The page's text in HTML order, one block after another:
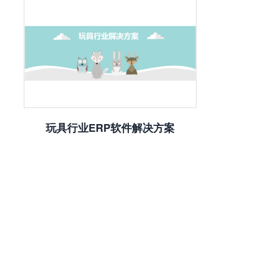
玩具行业ERP软件解决方案